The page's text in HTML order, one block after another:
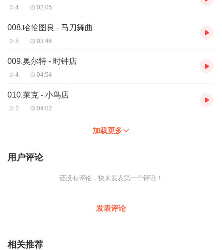
4 02:05
008.哈恰图良 - 马刀舞曲
8 03:46
009.奥尔特 - 时钟店
4 04:54
010.莱克 - 小鸟店
2 04:02
加载更多
用户评论
还没有评论，快来发表第一个评论！
发表评论
相关推荐